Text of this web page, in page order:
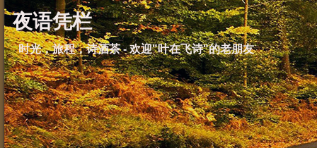
夜语凭栏
时光，旅程，诗酒茶 - 欢迎"叶在飞诗"的老朋友